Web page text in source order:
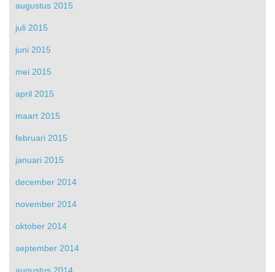
augustus 2015
juli 2015
juni 2015
mei 2015
april 2015
maart 2015
februari 2015
januari 2015
december 2014
november 2014
oktober 2014
september 2014